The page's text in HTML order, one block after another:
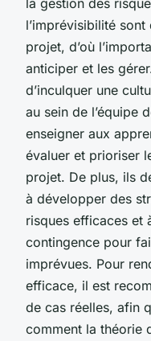
l’imprévisibilité
projet, d’où
anticiper et les
d’inculquer une
au sein de l’équipe
enseigner aux
évaluer et prioriser
projet. De plus, ils
à développer des
risques efficaces et
contingence pour
imprévues. Pour
efficace, il est
de cas réelles, afin
comment la théorie